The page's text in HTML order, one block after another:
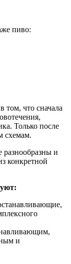
пиво:
том, что сначала
Только после
схемам.
разнообразны и
конкретной
и